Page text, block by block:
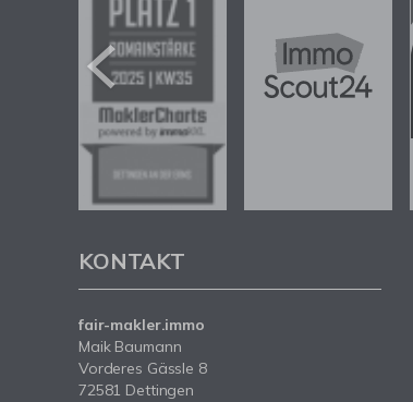
KONTAKT
fair-makler.immo
Maik Baumann
Vorderes Gässle 8
72581 Dettingen